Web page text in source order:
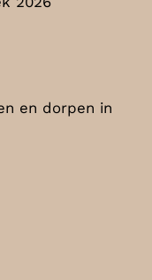
en dorpen in